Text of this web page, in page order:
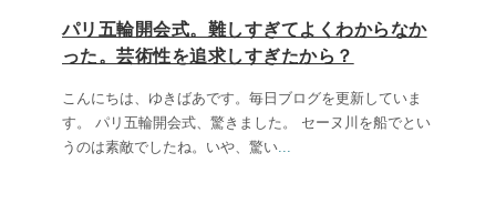
パリ五輪開会式。難しすぎてよくわからなか
った。芸術性を追求しすぎたから？
こんにちは、ゆきばあです。毎日ブログを更新していま
す。 パリ五輪開会式、驚きました。 セーヌ川を船でとい
うのは素敵でしたね。いや、驚い...